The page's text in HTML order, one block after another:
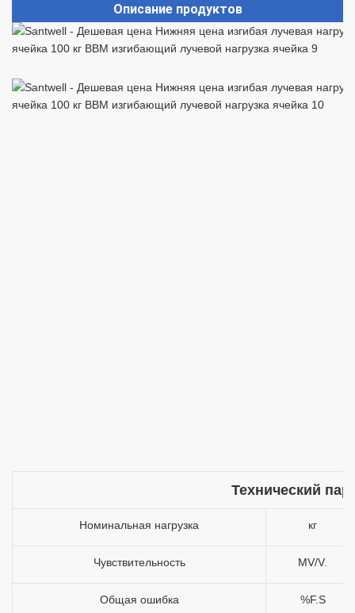
Описание продуктов
Технический
Номинальная нагрузка кг
Чувствительность MV/V.
Общая ошибка %F.S